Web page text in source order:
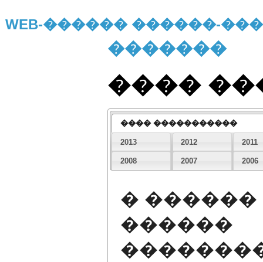
WEB-������ ������-
�������
����
���� �����������
2013 2012 2011
2008 2007 2006
�
������